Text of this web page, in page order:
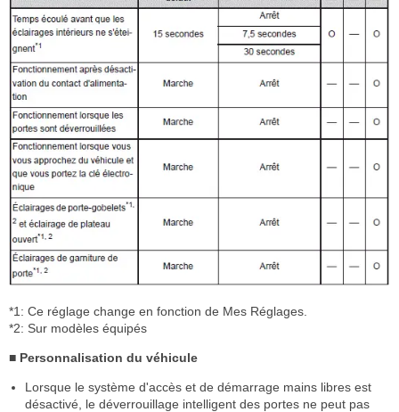
*1: Ce réglage change en fonction de Mes Réglages.
*2: Sur modèles équipés
■ Personnalisation du véhicule
Lorsque le système d'accès et de démarrage mains libres est
désactivé, le déverrouillage intelligent des portes ne peut pas